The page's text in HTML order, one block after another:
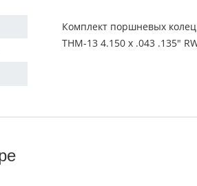
Комплект поршневых
THM-13 4.150 x .043 .135"